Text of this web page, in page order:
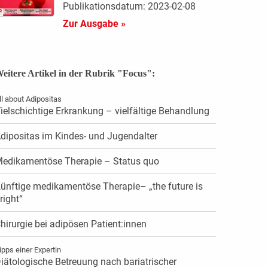
Publikationsdatum: 2023-02-08
Zur Ausgabe »
Artikel in der Rubrik "Focus":
about Adipositas
Erkrankung – vielfältige Behandlung
im Kindes- und Jugendalter
Therapie – Status quo
medikamentöse Therapie– „the future is
bei adipösen Patient:innen
einer Expertin
Betreuung nach bariatrischer